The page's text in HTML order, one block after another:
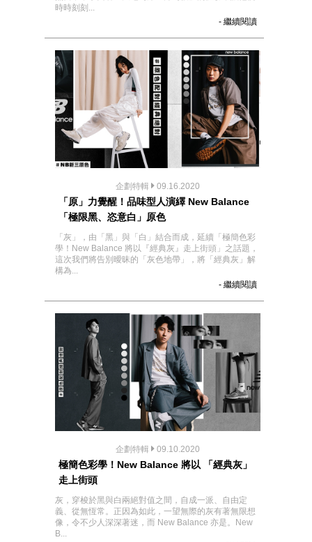
時時刻刻...
- 繼續閱讀
企劃特輯 09.16.2020
「原」力覺醒！品味型人演繹 New Balance
「極限黑、恣意白」原色
「灰」，由「黑」與「白」結合而成，延續「極簡色彩
學！New Balance 將以『經典灰』走上街頭」之話題，
這次我們將告別曖昧的「灰色地帶」，將「經典灰」解
構為...
- 繼續閱讀
企劃特輯 09.10.2020
極簡色彩學！New Balance 將以 「經典灰」
走上街頭
灰，穿梭於黑與白兩絕對值之間，自成一派、自由定
義、從無恆常。正因為如此，一望無際的灰有著無限想
像，令不少人深深著迷，而 New Balance 亦是。New
B...